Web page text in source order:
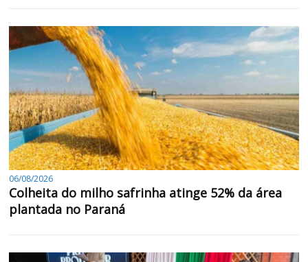
06/08/2026
Colheita do milho safrinha atinge 52% da área
plantada no Paraná